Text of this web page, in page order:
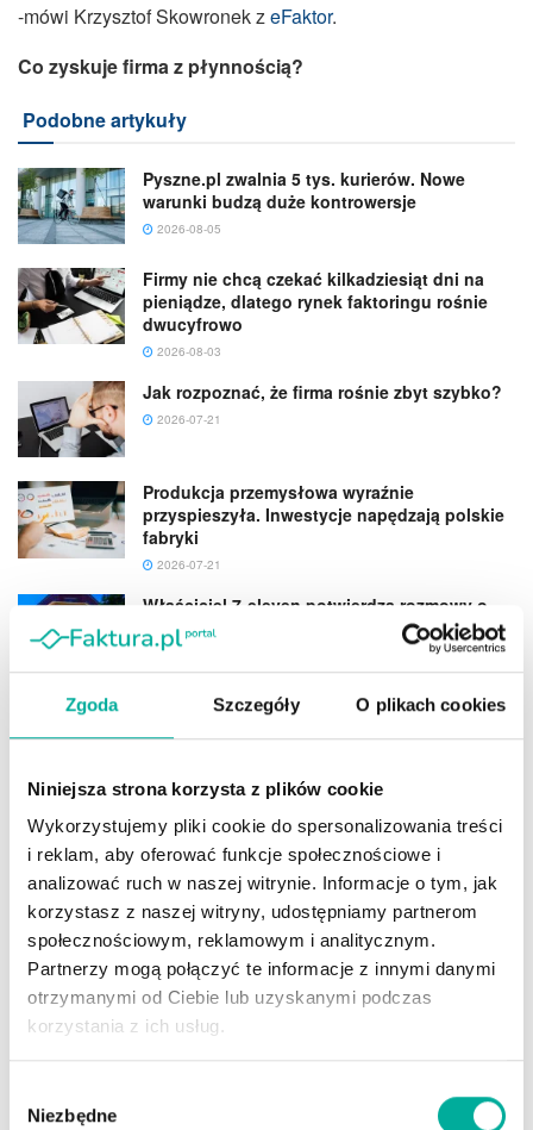
Zgoda Szczegóły O plikach cookies
Niniejsza strona korzysta z plików cookie
Wykorzystujemy pliki cookie do spersonalizowania treści
i reklam, aby oferować funkcje społecznościowe i
analizować ruch w naszej witrynie. Informacje o tym, jak
korzystasz z naszej witryny, udostępniamy partnerom
społecznościowym, reklamowym i analitycznym.
Partnerzy mogą połączyć te informacje z innymi danymi
otrzymanymi od Ciebie lub uzyskanymi podczas
korzystania z ich usług.
zgody
Niezbędne
-mówi Krzysztof Skowronek zeFaktor.
Co zyskuje firma z płynnością?
Podobne artykuły
Pyszne.pl zwalnia 5 tys. kurierów. Nowe
warunki budzą duże kontrowersje
2026-08-05
Firmy nie chcą czekać kilkadziesiąt dni na
pieniądze, dlatego rynek faktoringu rośnie
dwucyfrowo
2026-08-03
Jak rozpoznać, że firma rośnie zbyt szybko?
2026-07-21
Produkcja przemysłowa wyraźnie
przyspieszyła. Inwestycje napędzają polskie
fabryki
2026-07-21
Właściciel 7-eleven potwierdza rozmowy o
inwestycji w Żabkę. Japończycy szukają
drogi do Europy
2026-07-20
Właściciel firmy jako dyrektor finansowy.
Dlaczego saldo konta to za mało?
Możliwość korzystania ze zniżek za wcześniejszą
płatność
Wielu dostawców oferuje rabaty 2–5% za płatność „z góry”
lub „w 7 dni”. Dla firmy, która ma gotówkę, to bezpośredni
a więc zysk realny, nie tylko księgowy.